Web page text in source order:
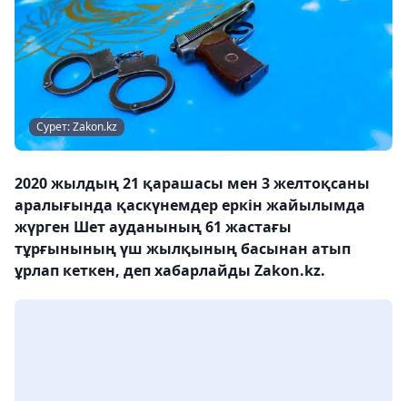
Сурет: Zakon.kz
2020 жылдың 21 қарашасы мен 3 желтоқсаны
аралығында қаскүнемдер еркін жайылымда
жүрген Шет ауданының 61 жастағы
тұрғынының үш жылқының басынан атып
ұрлап кеткен, деп хабарлайды Zakon.kz.